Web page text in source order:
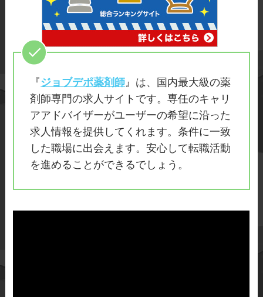
『 ジョブデポ薬剤師 』は、国内最大級の薬
剤師専門の求人サイトです。専任のキャリ
アアドバイザーがユーザーの希望に沿った
求人情報を提供してくれます。条件に一致
した職場に出会えます。安心して転職活動
を進めることができるでしょう。